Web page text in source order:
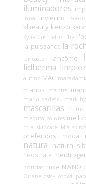
iluminadores
Inoa invierno
kbeauty kenzo
Kylie Cosmetics l'bel
la puissance la
lancaster lancôme
lidherma
autino MAC
manos mantra
mario badescu mark
mascarillas matrix
medusa colores
mia skincare Mía
preferidos
moda
natura natura
neostrata
noticias nuxe NWNO
Orlane osis+ otowil